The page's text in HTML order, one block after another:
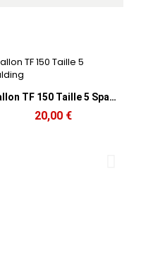
Aperçu rapide Ballon TF 150 Taille 5 Spalding
20,00 €